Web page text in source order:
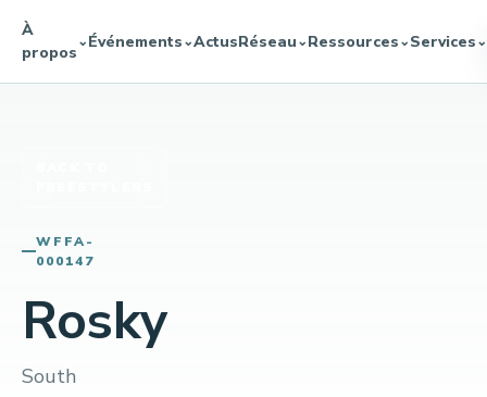
À
propos
⌄Événements⌄ActusRéseau⌄Ressources⌄Services⌄
WFFA-
000147
Rosky
South